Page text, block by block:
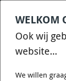
WHATSAPP
WELKOM
Ook wij
website...
We willen